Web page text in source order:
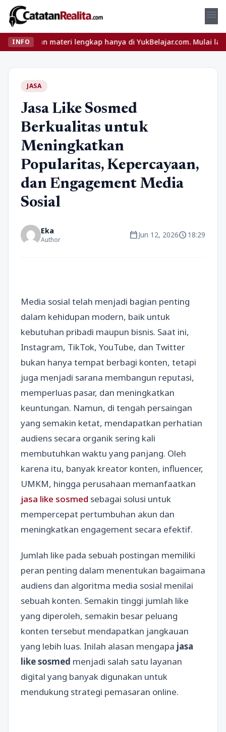
menu
INFO
materi lengkap hanya di YukBelajar.com. Mulai langkah
JASA
Jasa Like Sosmed
Berkualitas untuk
Meningkatkan
Popularitas, Kepercayaan,
dan Engagement Media
Sosial
Eka
Author calendar_todayJun 12, 2026schedule18:29
Media sosial telah menjadi bagian penting
dalam kehidupan modern, baik untuk
kebutuhan pribadi maupun bisnis. Saat ini,
Instagram, TikTok, YouTube, dan Twitter
bukan hanya tempat berbagi konten, tetapi
juga menjadi sarana membangun reputasi,
memperluas pasar, dan meningkatkan
keuntungan. Namun, di tengah persaingan
yang semakin ketat, mendapatkan perhatian
audiens secara organik sering kali
membutuhkan waktu yang panjang. Oleh
karena itu, banyak kreator konten, influencer,
UMKM, hingga perusahaan memanfaatkan
jasa like sosmed sebagai solusi untuk
mempercepat pertumbuhan akun dan
meningkatkan engagement secara efektif.
Jumlah like pada sebuah postingan memiliki
peran penting dalam menentukan bagaimana
audiens dan algoritma media sosial menilai
sebuah konten. Semakin tinggi jumlah like
yang diperoleh, semakin besar peluang
konten tersebut mendapatkan jangkauan
yang lebih luas. Inilah alasan mengapa jasa
like sosmed menjadi salah satu layanan
digital yang banyak digunakan untuk
mendukung strategi pemasaran online.